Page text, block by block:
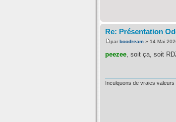
Re: Présentation
parboodream » 14 Mai
peezee , soit ça, soit
Inculquons de vraies